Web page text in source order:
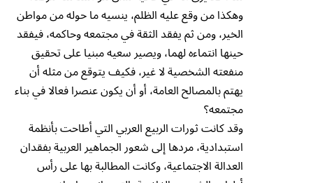
وهكذا من وقع عليه الظلم، ينسيه ما حوله من مواطن
الخير، ومن ثم يفقد الثقة في مجتمعه وحاكمه، فيفقد
حينها انتماءه لهما، ويصير سعيه مبنيا على تحقيق
منفعته الشخصية لا غير، فكيف يتوقع من مثله أن
يهتم بالمصالح العامة، أو أن يكون عنصرا فعالا في بناء
مجتمعه؟
وقد كانت ثورات الربيع العربي التي أطاحت بأنظمة
استبدادية، مردها إلى شعور الجماهير العربية بفقدان
العدالة الاجتماعية، وكانت المطالبة بها على رأس